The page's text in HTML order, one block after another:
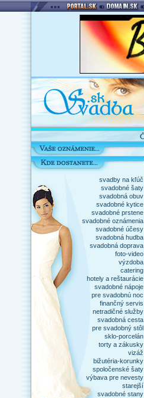
svadby na kľúč
svadobné šaty
svadobná obuv
svadobné kytice
svadobné prstene
svadobné oznámenia
svadobné účesy
svadobná hudba
svadobná doprava
foto-video
výzdoba
catering
hotely a reštaurácie
svadobné nápoje
pre svadobnú noc
finančný servis
netradičné služby
svadobná cesta
pre svadobný stôl
sklo-porcelán
torty a zákusky
vizáž
bižutéria-korunky
spoločenské šaty
výbava pre nevesty
starejší
svadobné stany